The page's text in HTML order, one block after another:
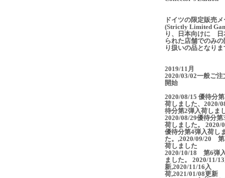
ドイツの限定販売
(Strictly Limited
り、日本向けに 日
られた店舗でのみ
り扱いの品となりま
2019/11月
2020/03/02一般ご注
開始
2020/08/15 優待分
荷しました、2020/
待分第2弾入荷しま
2020/08/29優待分第
荷しました。 2020/
優待分第4弾入荷し
た。,2020/09/20 第
荷しました
2020/10/18 第6弾
ました。 2020/11/
新,2020/11/16入
荷,2021/01/08更新